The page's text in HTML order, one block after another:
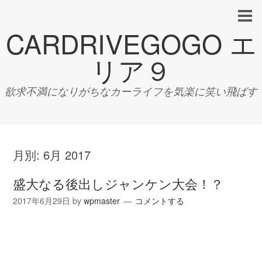
CARDRIVEGOGO エ
リア９
欲求不満になりがちなカーライフを気楽に笑い飛ばす
月別: 6月 2017
盛大なる後出しジャンケン大会！？
2017年6月29日 bywpmaster コメントする